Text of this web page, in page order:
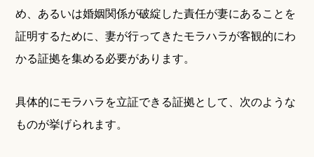
め、あるいは婚姻関係が破綻した責任が妻にあることを
証明するために、妻が行ってきたモラハラが客観的にわ
かる証拠を集める必要があります。
具体的にモラハラを立証できる証拠として、次のような
ものが挙げられます。